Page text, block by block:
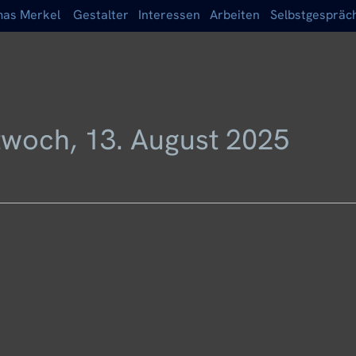
Merkel Gestalter Interessen Arbeiten
13. August 2025